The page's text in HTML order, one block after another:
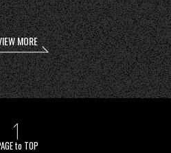
MORE
to TOP